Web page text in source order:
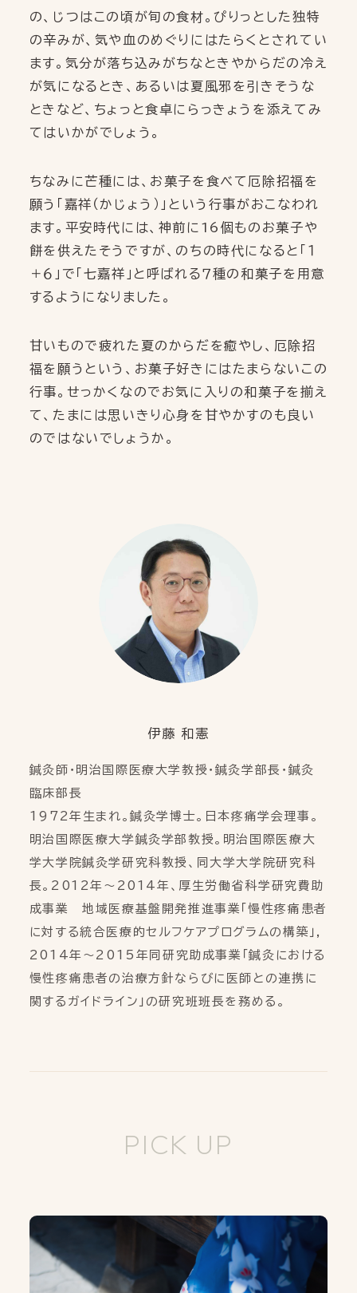
の、じつはこの頃が旬の食材。ぴりっとした独特
の辛みが、気や血のめぐりにはたらくとされてい
ます。気分が落ち込みがちなときやからだの冷え
が気になるとき、あるいは夏風邪を引きそうな
ときなど、ちょっと食卓にらっきょうを添えてみ
てはいかがでしょう。
ちなみに芒種には、お菓子を食べて厄除招福を
願う「嘉祥（かじょう）」という行事がおこなわれ
ます。平安時代には、神前に16個ものお菓子や
餅を供えたそうですが、のちの時代になると「１
＋６」で「七嘉祥」と呼ばれる７種の和菓子を用意
するようになりました。
甘いもので疲れた夏のからだを癒やし、厄除招
福を願うという、お菓子好きにはたまらないこの
行事。せっかくなのでお気に入りの和菓子を揃え
て、たまには思いきり心身を甘やかすのも良い
のではないでしょうか。
伊藤 和憲
鍼灸師・明治国際医療大学教授・鍼灸学部長・鍼灸
臨床部長
1972年生まれ。鍼灸学博士。日本疼痛学会理事。
明治国際医療大学鍼灸学部教授。明治国際医療大
学大学院鍼灸学研究科教授、同大学大学院研究科
長。2012年～2014年、厚生労働省科学研究費助
成事業 地域医療基盤開発推進事業「慢性疼痛患者
に対する統合医療的セルフケアプログラムの構築」,
2014年～2015年同研究助成事業「鍼灸における
慢性疼痛患者の治療方針ならびに医師との連携に
関するガイドライン」の研究班班長を務める。
PICK UP